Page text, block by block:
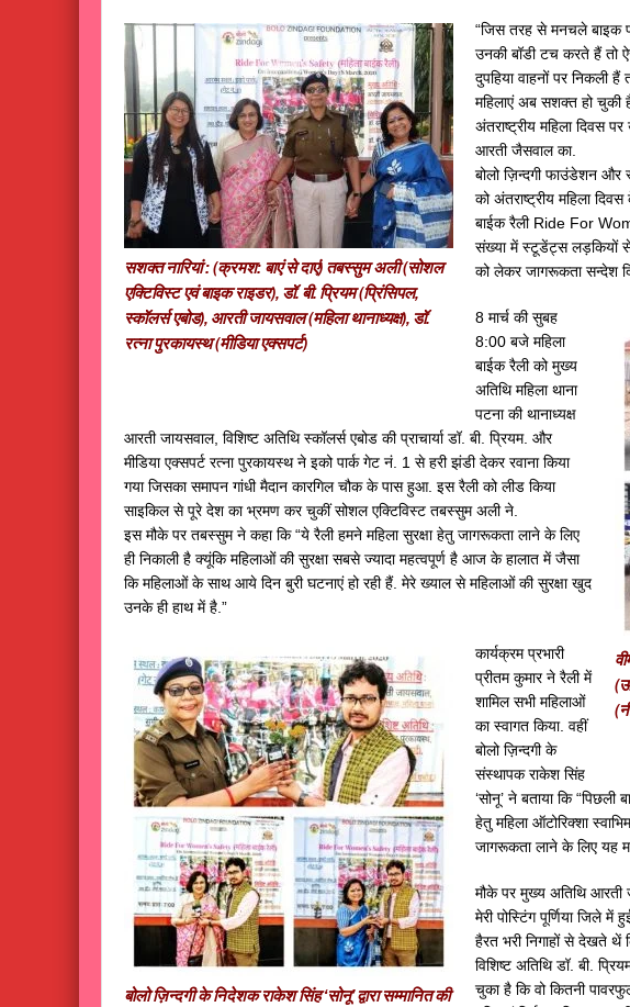
सशक्त नारियां : (क्रमश: बाएं से दाएं) तबस्सुम अली (सोशल
एक्टिविस्ट एवं बाइक राइडर), डॉ. बी. प्रियम (प्रिंसिपल,
स्कॉलर्स एबोड), आरती जायसवाल (महिला थानाध्यक्ष), डॉ.
रत्ना पुरकायस्थ (मीडिया एक्सपर्ट)
“जिस तरह से मनचले बाइक
उनकी बॉडी टच करते हैं तो
दुपहिया वाहनों पर निकली
महिलाएं अब सशक्त हो
अंतराष्ट्रीय महिला दिवस
आरती जैसवाल का.
बोलो ज़िन्दगी फाउंडेशन और
को अंतराष्ट्रीय महिला
बाईक रैली Ride For
संख्या में स्टूडेंट्स लड़कियों से
को लेकर जागरूकता सन्देश
8 मार्च की सुबह
8:00 बजे महिला
बाईक रैली को मुख्य
अतिथि महिला थाना
पटना की थानाध्यक्ष
आरती जायसवाल, विशिष्ट अतिथि स्कॉलर्स एबोड की प्राचार्या डॉ. बी. प्रियम. और
मीडिया एक्सपर्ट रत्ना पुरकायस्थ ने इको पार्क गेट नं. 1 से हरी झंडी देकर रवाना किया
गया जिसका समापन गांधी मैदान कारगिल चौक के पास हुआ. इस रैली को लीड किया
साइकिल से पूरे देश का भ्रमण कर चुकीं सोशल एक्टिविस्ट तबस्सुम अली ने.
इस मौके पर तबस्सुम ने कहा कि “ये रैली हमने महिला सुरक्षा हेतु जागरूकता लाने के लिए
ही निकाली है क्यूंकि महिलाओं की सुरक्षा सबसे ज्यादा महत्वपूर्ण है आज के हालात में जैसा
कि महिलाओं के साथ आये दिन बुरी घटनाएं हो रही हैं. मेरे ख्याल से महिलाओं की सुरक्षा खुद
उनके ही हाथ में है.”
बोलो ज़िन्दगी के निदेशक राकेश सिंह ‘सोनू’ द्वारा सम्मानित की
कार्यक्रम प्रभारी
प्रीतम कुमार ने रैली में
शामिल सभी महिलाओं
का स्वागत किया. वहीं
बोलो ज़िन्दगी के
संस्थापक राकेश सिंह
‘सोनू’ ने बताया कि “पिछली
हेतु महिला ऑटोरिक्शा
जागरूकता लाने के लिए यह
मौके पर मुख्य अतिथि
मेरी पोस्टिंग पूर्णिया जिले
हैरत भरी निगाहों से देखते
विशिष्ट अतिथि डॉ. बी.
चुका है कि वो कितनी